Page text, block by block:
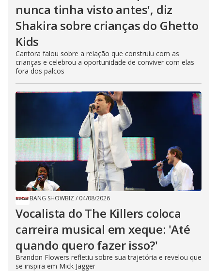
nunca tinha visto antes', diz
Shakira sobre crianças do Ghetto
Kids
Cantora falou sobre a relação que construiu com as
crianças e celebrou a oportunidade de conviver com elas
fora dos palcos
BANG SHOWBIZ / 04/08/2026
Vocalista do The Killers coloca
carreira musical em xeque: 'Até
quando quero fazer isso?'
Brandon Flowers refletiu sobre sua trajetória e revelou que
se inspira em Mick Jagger